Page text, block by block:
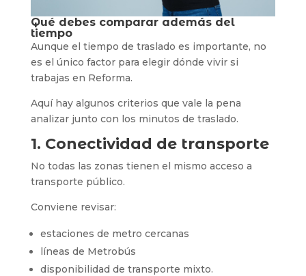
Qué debes comparar además del
tiempo
Aunque el tiempo de traslado es importante, no
es el único factor para elegir dónde vivir si
trabajas en Reforma.
Aquí hay algunos criterios que vale la pena
analizar junto con los minutos de traslado.
1. Conectividad de transporte
No todas las zonas tienen el mismo acceso a
transporte público.
Conviene revisar:
estaciones de metro cercanas
líneas de Metrobús
disponibilidad de transporte mixto.